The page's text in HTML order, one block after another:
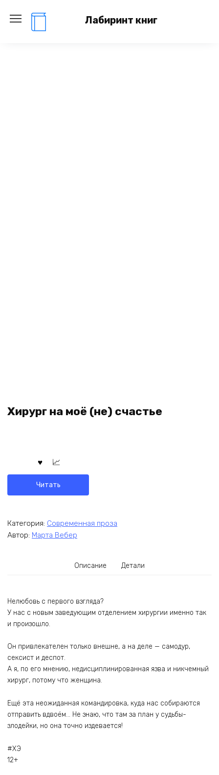
содержанию
Лабиринт книг
Хирург на моё (не) счастье
Читать
Категория: Современная проза
Автор: Марта Вебер
Описание Детали
Нелюбовь с первого взгляда?
У нас с новым заведующим отделением хирургии именно так
и произошло.
Он привлекателен только внешне, а на деле — самодур,
сексист и деспот.
А я, по его мнению, недисциплинированная язва и никчемный
хирург, потому что женщина.
Ещё эта неожиданная командировка, куда нас собираются
отправить вдвоём… Не знаю, что там за план у судьбы-
злодейки, но она точно издевается!
#ХЭ
12+